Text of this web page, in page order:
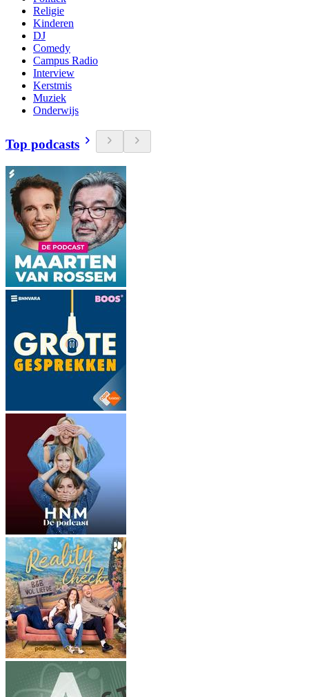
Religie
Kinderen
DJ
Comedy
Campus Radio
Interview
Kerstmis
Muziek
Onderwijs
Top podcasts